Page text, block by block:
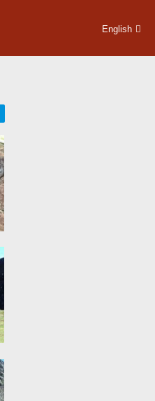
English